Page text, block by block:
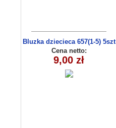
Bluzka dziecieca 657(1-5) 5szt
Cena netto:
9,00 zł